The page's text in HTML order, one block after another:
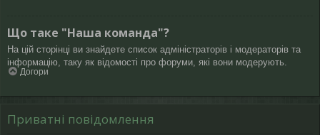
Що таке "Наша команда"?
На цій сторінці ви знайдете список адміністраторів і модераторів та
інформацію, таку як відомості про форуми, які вони модерують.
Догори
Приватні повідомлення